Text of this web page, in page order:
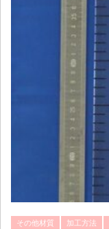
その他材質 加工方法